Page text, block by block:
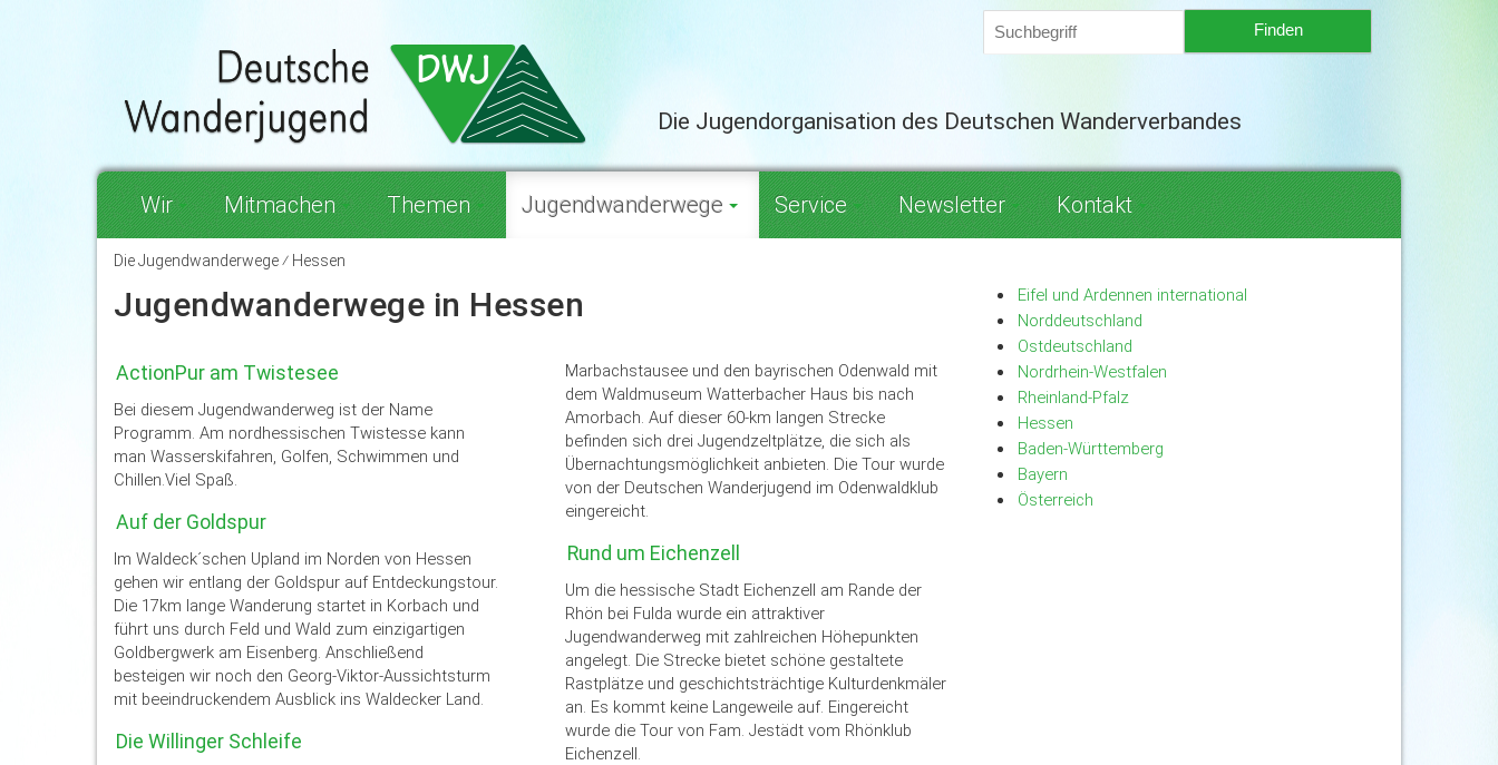
Die Jugendorganisation des Deutschen Wanderverbandes
Wir Mitmachen Themen Jugendwanderwege Service Newsletter Kontakt
Die Jugendwanderwege ⁄ Hessen
Jugendwanderwege in Hessen
ActionPur am Twistesee
Bei diesem Jugendwanderweg ist der Name
Programm. Am nordhessischen Twistesse kann
man Wasserskifahren, Golfen, Schwimmen und
Chillen.Viel Spaß.
Auf der Goldspur
Im Waldeck´schen Upland im Norden von Hessen
gehen wir entlang der Goldspur auf Entdeckungstour.
Die 17km lange Wanderung startet in Korbach und
führt uns durch Feld und Wald zum einzigartigen
Goldbergwerk am Eisenberg. Anschließend
besteigen wir noch den Georg-Viktor-Aussichtsturm
mit beeindruckendem Ausblick ins Waldecker Land.
Die Willinger Schleife
Marbachstausee und den bayrischen Odenwald mit
dem Waldmuseum Watterbacher Haus bis nach
Amorbach. Auf dieser 60-km langen Strecke
befinden sich drei Jugendzeltplätze, die sich als
Übernachtungsmöglichkeit anbieten. Die Tour wurde
von der Deutschen Wanderjugend im Odenwaldklub
eingereicht.
Rund um Eichenzell
Um die hessische Stadt Eichenzell am Rande der
Rhön bei Fulda wurde ein attraktiver
Jugendwanderweg mit zahlreichen Höhepunkten
angelegt. Die Strecke bietet schöne gestaltete
Rastplätze und geschichtsträchtige Kulturdenkmäler
an. Es kommt keine Langeweile auf. Eingereicht
wurde die Tour von Fam. Jestädt vom Rhönklub
Eichenzell.
Eifel und Ardennen international
Norddeutschland
Ostdeutschland
Nordrhein-Westfalen
Rheinland-Pfalz
Hessen
Baden-Württemberg
Bayern
Österreich